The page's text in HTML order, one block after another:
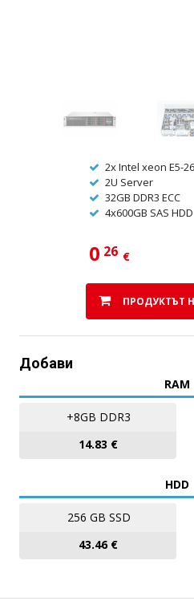
2x Intel xeon E5-
2U Server
32GB DDR3 ECC
4x600GB SAS HDD
026 €
ПРОДУКТЪТ
Добави
RAM
+8GB DDR3
14.83 €
HDD
256 GB SSD
43.46 €